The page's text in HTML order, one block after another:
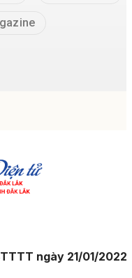
ngày 21/01/2022